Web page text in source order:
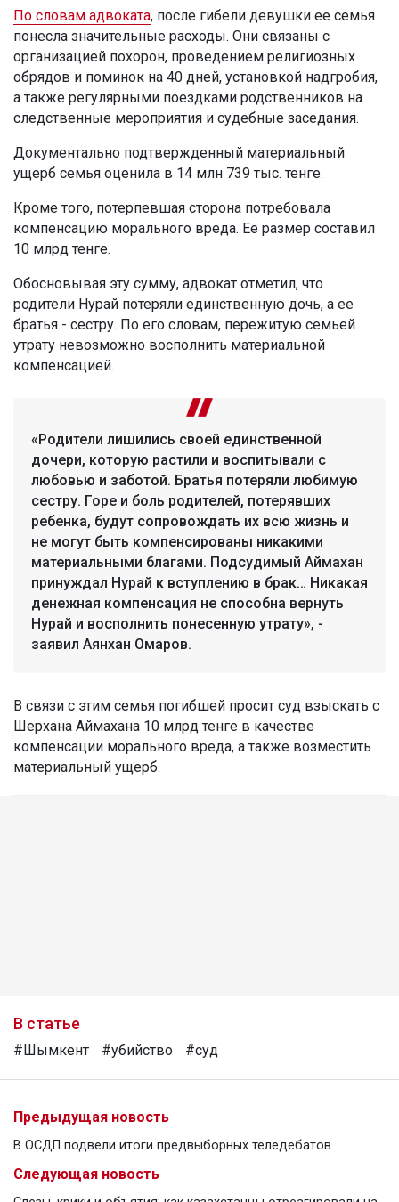
По словам адвоката, после гибели девушки ее семья
понесла значительные расходы. Они связаны с
организацией похорон, проведением религиозных
обрядов и поминок на 40 дней, установкой надгробия,
а также регулярными поездками родственников на
следственные мероприятия и судебные заседания.
Документально подтвержденный материальный
ущерб семья оценила в 14 млн 739 тыс. тенге.
Кроме того, потерпевшая сторона потребовала
компенсацию морального вреда. Ее размер составил
10 млрд тенге.
Обосновывая эту сумму, адвокат отметил, что
родители Нурай потеряли единственную дочь, а ее
братья - сестру. По его словам, пережитую семьей
утрату невозможно восполнить материальной
компенсацией.
«Родители лишились своей единственной
дочери, которую растили и воспитывали с
любовью и заботой. Братья потеряли любимую
сестру. Горе и боль родителей, потерявших
ребенка, будут сопровождать их всю жизнь и
не могут быть компенсированы никакими
материальными благами. Подсудимый Аймахан
принуждал Нурай к вступлению в брак… Никакая
денежная компенсация не способна вернуть
Нурай и восполнить понесенную утрату», -
заявил Аянхан Омаров.
В связи с этим семья погибшей просит суд взыскать с
Шерхана Аймахана 10 млрд тенге в качестве
компенсации морального вреда, а также возместить
материальный ущерб.
В статье
#Шымкент #убийство #суд
Предыдущая новость
В ОСДП подвели итоги предвыборных теледебатов
Следующая новость